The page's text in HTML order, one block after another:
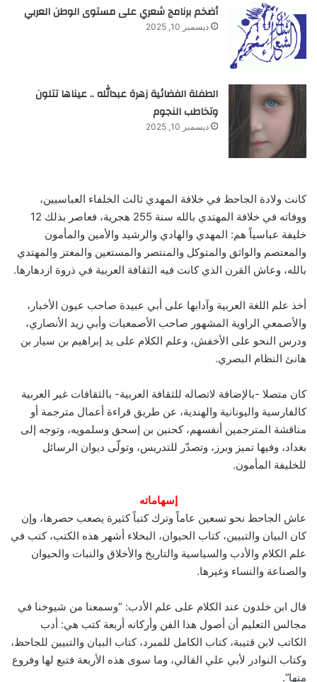
أضخم برنامج شعري على مستوى الوطن العربي
ديسمبر 10, 2025
الطفلة الفضائية زهرة عبدالله .. عيناها تتلون
وتخاطب النجوم
ديسمبر 10, 2025
كانت ولادة الجاحظ في خلافة المهدي ثالث الخلفاء العباسيين،
ووفاته في خلافة المهتدي بالله سنة 255 هجرية، فعاصر بذلك 12
خليفة عباسياً هم: المهدي والهادي والرشيد والأمين والمأمون
والمعتصم والواثق والمتوكل والمنتصر والمستعين والمعتز والمهتدي
بالله، وعاش القرن الذي كانت فيه الثقافة العربية في ذروة ازدهارها.
أخذ علم اللغة العربية وآدابها على أبي عبيدة صاحب عيون الأخبار،
والأصمعي الراوية المشهور صاحب الأصمعيات وأبي زيد الأنصاري،
ودرس النحو على الأخفش، وعلم الكلام على يد إبراهيم بن سيار بن
هانئ النظام البصري.
كان متصلا -بالإضافة لاتصاله للثقافة العربية- بالثقافات غير العربية
كالفارسية واليونانية والهندية، عن طريق قراءة أعمال مترجمة أو
مناقشة المترجمين أنفسهم، كحنين بن إسحق وسلمويه، وتوجه إلى
بغداد، وفيها تميز وبرز، وتصدّر للتدريس، وتولّى ديوان الرسائل
للخليفة المأمون.
إسهاماته
عاش الجاحظ نحو تسعين عاماً وترك كتباً كثيرة يصعب حصرها، وإن
كان البيان والتبيين، كتاب الحيوان، البخلاء أشهر هذه الكتب، كتب في
علم الكلام والأدب والسياسية والتاريخ والأخلاق والنبات والحيوان
والصناعة والنساء وغيرها.
قال ابن خلدون عند الكلام على علم الأدب: “وسمعنا من شيوخنا في
مجالس التعليم أن أصول هذا الفن وأركانه أربعة كتب هي: أدب
الكاتب لابن قتيبة، كتاب الكامل للمبرد، كتاب البيان والتبيين للجاحظ،
وكتاب النوادر لأبي علي القالي، وما سوى هذه الأربعة فتبع لها وفروع
منها”.